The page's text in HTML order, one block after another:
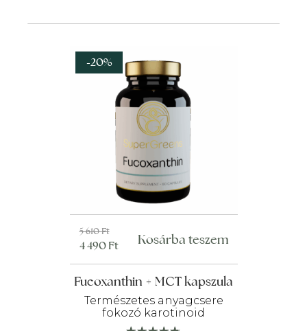
-20%
Fucoxanthin + MCT kapszula
Természetes anyagcsere
fokozó karotinoid
5 610Ft
Original
price
was:
5
610 Ft.
4 490Ft
Current
price
is:
4
490 Ft.
Kosárba teszem